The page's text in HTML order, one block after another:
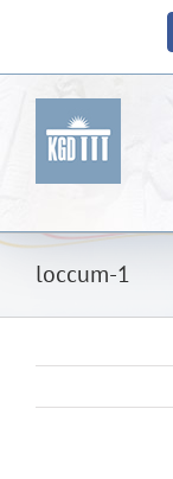
loccum-1